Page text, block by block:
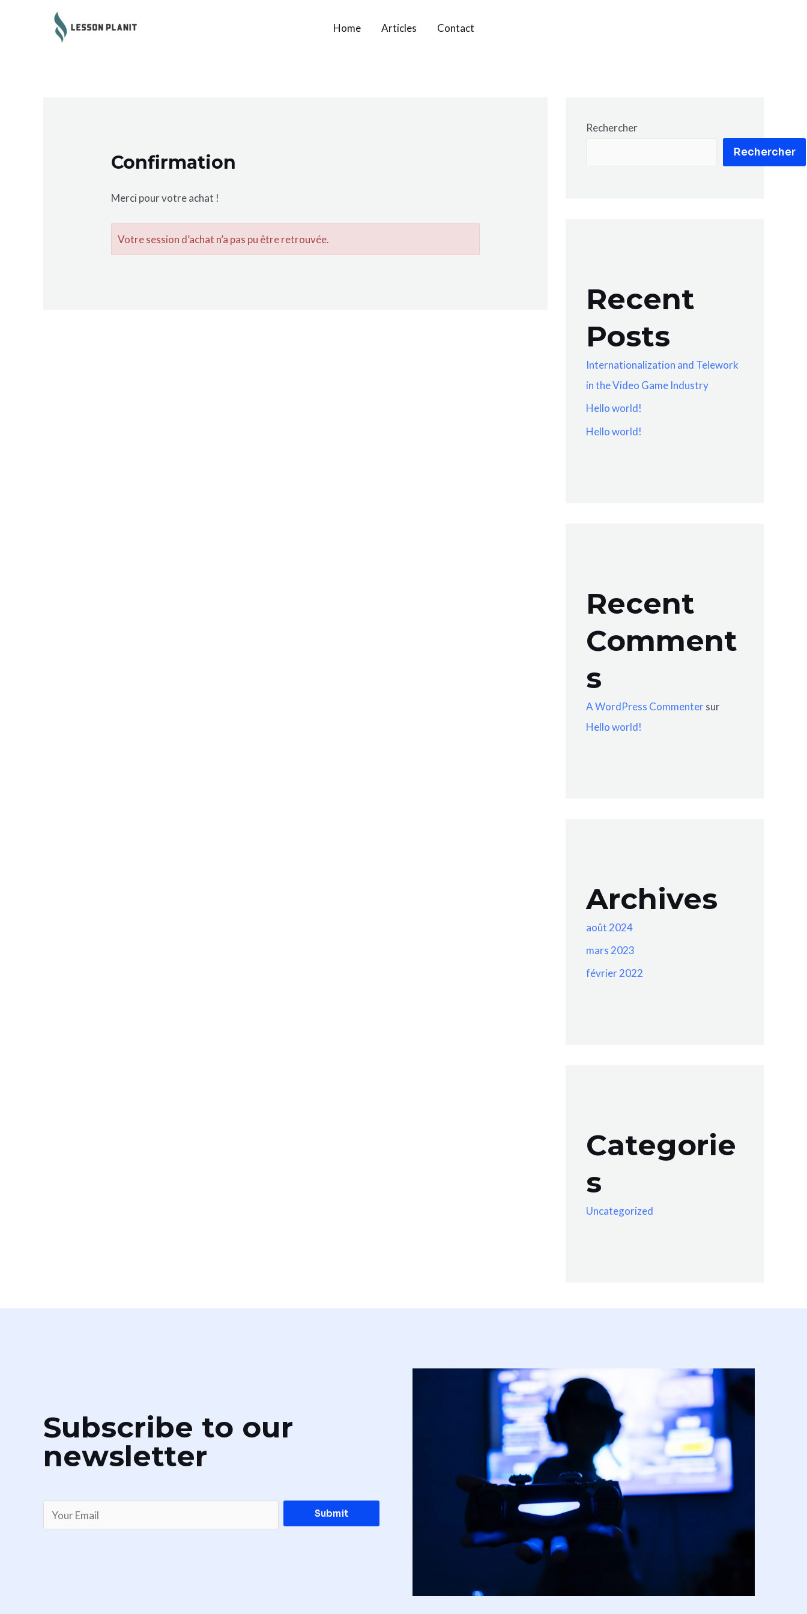
Home Articles Contact
Confirmation
Merci pour votre achat !
Votre session d’achat n’a pas pu être retrouvée.
Rechercher
Rechercher
Recent
Posts
Internationalization and Telework
in the Video Game Industry
Hello world!
Hello world!
Recent
Comment
s
A WordPress Commentersur
Hello world!
Archives
août 2024
mars 2023
février 2022
Categorie
s
Uncategorized
Subscribe to our
newsletter
Submit